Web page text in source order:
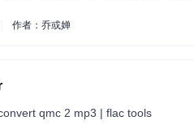
作者：乔或婵
qmc 2 mp3 | flac tools